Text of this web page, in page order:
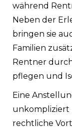
während
Neben der
bringen sie
Familien
Rentner
pflegen und
Eine
unkompliziert
rechtliche